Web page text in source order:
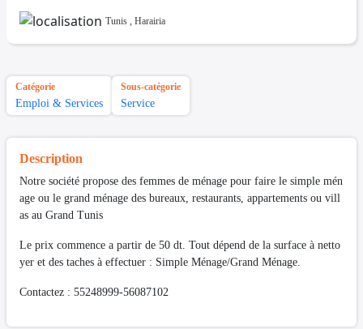
Tunis , Harairia
Catégorie
Emploi & Services
Sous-catégorie
Service
Description
Notre société propose des femmes de ménage pour faire le simple mén
age ou le grand ménage des bureaux, restaurants, appartements ou vill
as au Grand Tunis
Le prix commence a partir de 50 dt. Tout dépend de la surface à netto
yer et des taches à effectuer : Simple Ménage/Grand Ménage.
Contactez : 55248999-56087102